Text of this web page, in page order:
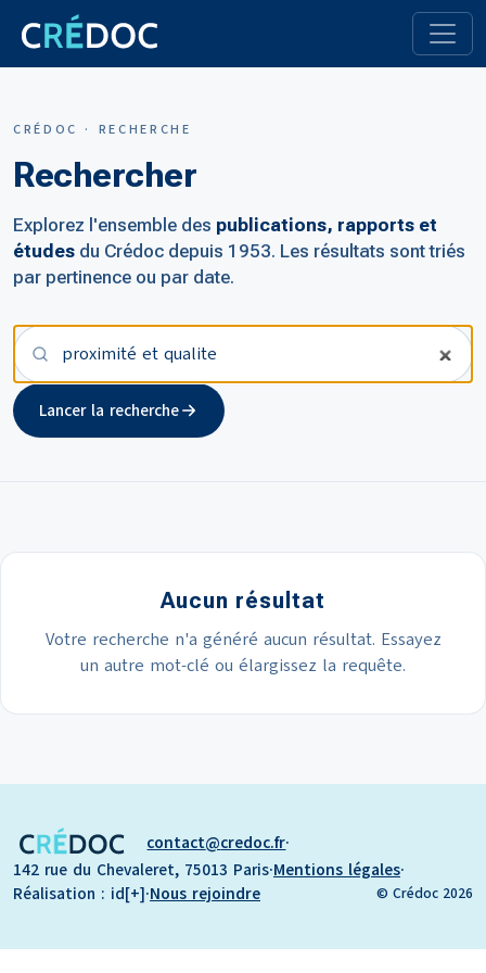
CRÉDOC · RECHERCHE
Rechercher
Explorez l'ensemble des publications, rapports et
études du Crédoc depuis 1953. Les résultats sont triés
par pertinence ou par date.
Votre recherche
Lancer la recherche
Aucun résultat
Votre recherche n'a généré aucun résultat. Essayez
un autre mot-clé ou élargissez la requête.
contact credoc.fr·
142 rue du Chevaleret, 75013 Paris·Mentions légales·
Réalisation : id[+]·Nous rejoindre © Crédoc 2026